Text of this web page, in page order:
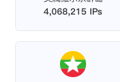
4,068,215 IPs